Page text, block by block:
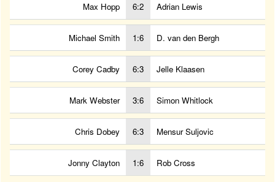
Max Hopp 6:2 Adrian Lewis
Michael Smith 1:6 D. van den Bergh
Corey Cadby 6:3 Jelle Klaasen
Mark Webster 3:6 Simon Whitlock
Chris Dobey 6:3 Mensur Suljovic
Jonny Clayton 1:6 Rob Cross